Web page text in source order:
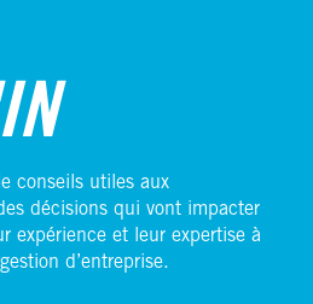
conseils utiles aux
décisions qui vont impacter
expérience et leur expertise à
d’entreprise.